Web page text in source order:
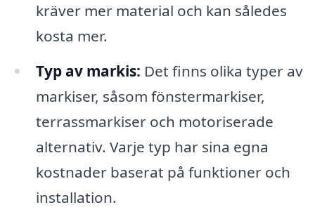
kräver mer material och kan således
kosta mer.
Typ av markis: Det finns olika typer av
markiser, såsom fönstermarkiser,
terrassmarkiser och motoriserade
alternativ. Varje typ har sina egna
kostnader baserat på funktioner och
installation.